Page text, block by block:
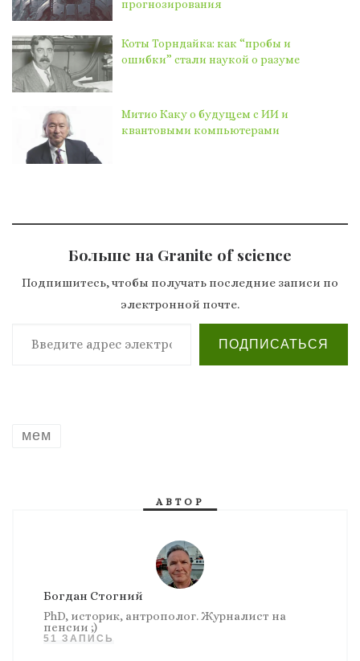
прогнозирования
Коты Торндайка: как “пробы и
ошибки” стали наукой о разуме
Митио Каку о будущем с ИИ и
квантовыми компьютерами
Больше на Granite of science
Подпишитесь, чтобы получать последние записи по
электронной почте.
Введите адрес электронной почты…
ПОДПИСАТЬСЯ
мем
АВТОР
Богдан Стогний
PhD, историк, антрополог. Журналист на
пенсии ;)
51 ЗАПИСЬ